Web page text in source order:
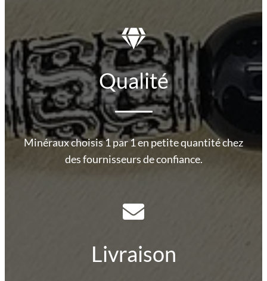
Qualité
Minéraux choisis 1 par 1 en petite quantité chez
des fournisseurs de confiance.
Livraison